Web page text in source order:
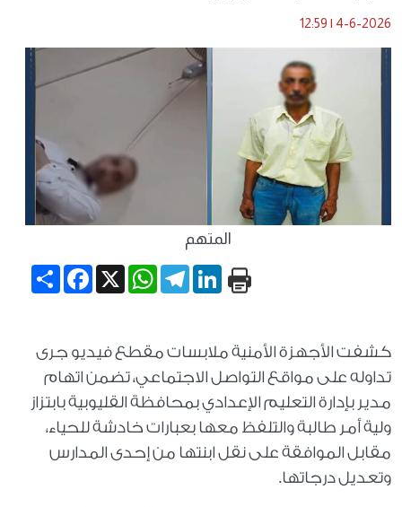
4-6-2026
|
12:59
المتهم
Share
Facebook X
WhatsApp
TelegramLinkedIn
كشفت الأجهزة الأمنية ملابسات مقطع فيديو جرى
تداوله على مواقع التواصل الاجتماعي، تضمن اتهام
مدير بإدارة التعليم الإعدادي بمحافظة القليوبية بابتزاز
ولية أمر طالبة والتلفظ معها بعبارات خادشة للحياء،
مقابل الموافقة على نقل ابنتها من إحدى المدارس
وتعديل درجاتها.